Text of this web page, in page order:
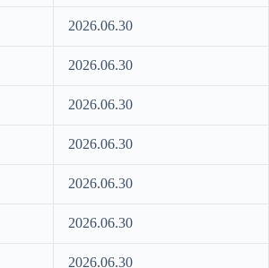
2026.06.30
2026.06.30
2026.06.30
2026.06.30
2026.06.30
2026.06.30
2026.06.30